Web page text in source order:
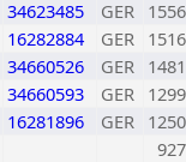
34623485 GER 1556
16282884 GER 1516
34660526 GER 1481
34660593 GER 1299
16281896 GER 1250
927